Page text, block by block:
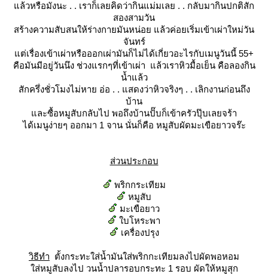
ล้วหรือมังนะ . . เราก็เลยคิดว่ากินแม่มเลย . . กลับมากินปกติสัก
สองสามวัน
สร้างความสับสนให้ร่างกายมันหน่อย แล้วค่อยเริ่มเข้าเผ่าใหม่วัน
จันทร์
ต่เรื่องเข้าเผ่าหรือออกเผ่ามันก็ไม่ได้เกี่ยวอะไรกับเมนูวันนี้ 55+
คือมันมีอยู่วันนึง ช่วงแรกๆที่เข้าเผ่า แล้วเราหิวมื้อเย็น คือลองกิน
น้ำแล้ว
สักครึ่งชั่วโมงไม่หาย อ่อ . . แสดงว่าหิวจริงๆ . . เลิกงานก่อนถึง
บ้าน
ละซื้อหมูสับกลับไป พอถึงบ้านปั๊บก็เข้าครัวปุ๊บเลยจร้า
ได้เมนูง่ายๆ ออกมา 1 จาน นั่นก็คือ หมูสับผัดมะเขือยาวจร๊ะ
ส่วนประกอบ
พริกกระเทียม
หมูสับ
มะเขือยาว
บโหระพา
เครื่องปรุง
วิธีทำ ตั้งกระทะใส่น้ำมันใส่พริกกะเทียมลงไปผัดพอหอม
ส่หมูสับลงไป วนน้ำปลารอบกระทะ 1 รอบ ผัดให้หมูสุก